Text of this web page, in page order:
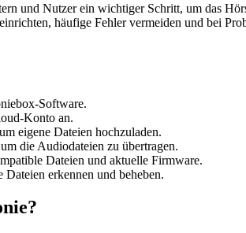
und Nutzer ein wichtiger Schritt, um das
häufige Fehler vermeiden und bei
Software.
Konto an.
eigene Dateien hochzuladen.
die Audiodateien zu übertragen.
Dateien und aktuelle Firmware.
erkennen und beheben.